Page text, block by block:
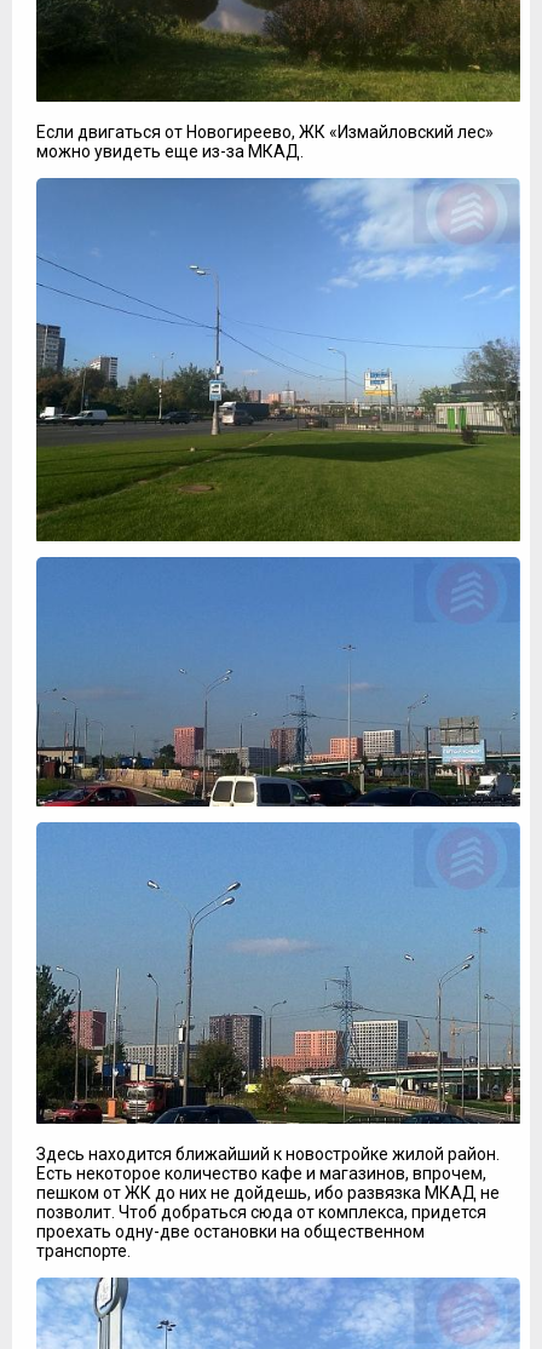
Если двигаться от Новогиреево, ЖК «Измайловский лес»
можно увидеть еще из-за МКАД.
Здесь находится ближайший к новостройке жилой район.
Есть некоторое количество кафе и магазинов, впрочем,
пешком от ЖК до них не дойдешь, ибо развязка МКАД не
позволит. Чтоб добраться сюда от комплекса, придется
проехать одну-две остановки на общественном
транспорте.